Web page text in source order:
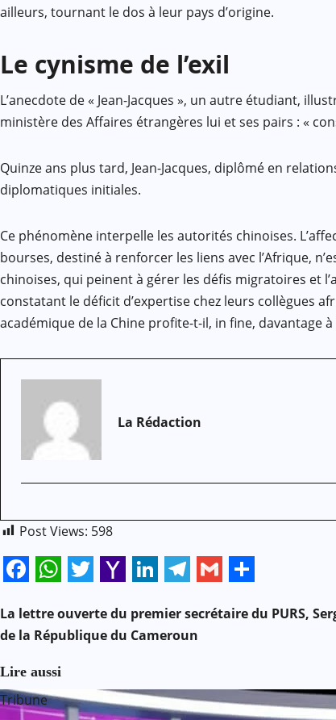
ailleurs, tournant le dos à leur pays d’origine.
Le cynisme de l’exil
L’anecdote de « Jean-Jacques », un autre étudiant,
ministère des Affaires étrangères lui et ses pairs : «
Quinze ans plus tard, Jean-Jacques, diplômé en
diplomatiques initiales.
Ce phénomène interpelle les autorités chinoises.
bourses, destiné à renforcer les liens avec l’Afrique,
chinoises, qui peinent à gérer les défis migratoires et
constatant le déficit d’expertise chez leurs collègues
académique de la Chine profite-t-il, in fine, davantage à
La Rédaction
Post Views: 598
Mail
N
v
La lettre ouverte du premier secrétaire du PURS,
de la République du Cameroun
Lire aussi
Tribune